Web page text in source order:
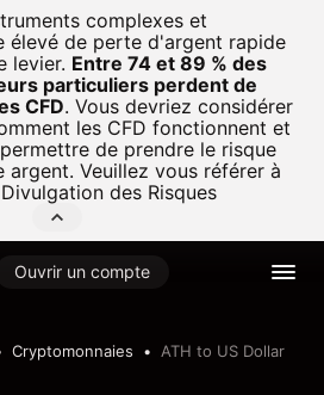
complexes et
élevé de perte d'argent rapide
levier. Entre 74 et 89 % des
particuliers perdent de
CFD. Vous devriez considérer
les CFD fonctionnent et
de prendre le risque
Veuillez vous référer à
des Risques
Ouvrir un compte
Cryptomonnaies ATH to US Dollar